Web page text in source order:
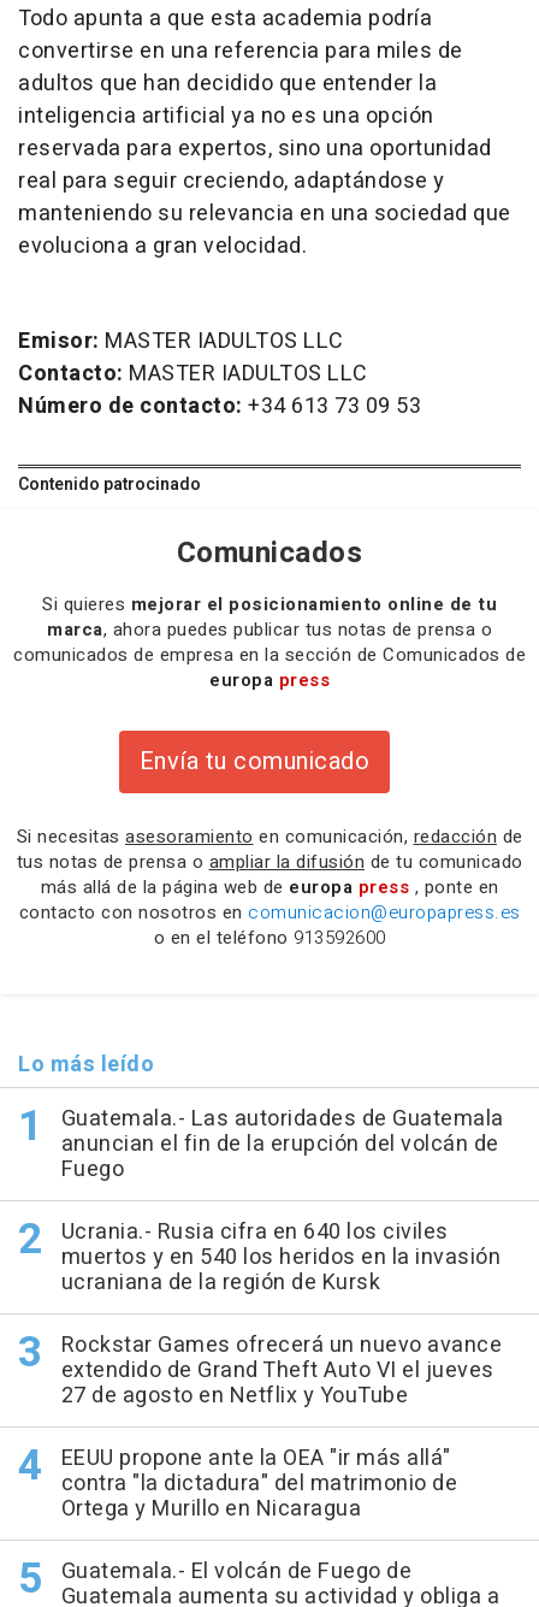
Todo apunta a que esta academia podría
convertirse en una referencia para miles de
adultos que han decidido que entender la
inteligencia artificial ya no es una opción
reservada para expertos, sino una oportunidad
real para seguir creciendo, adaptándose y
manteniendo su relevancia en una sociedad que
evoluciona a gran velocidad.
Emisor: MASTER IADULTOS LLC
Contacto: MASTER IADULTOS LLC
Número de contacto: +34 613 73 09 53
Contenido patrocinado
Comunicados
Si quieres mejorar el posicionamiento online de tu
marca, ahora puedes publicar tus notas de prensa o
comunicados de empresa en la sección de Comunicados de
europa press
Envía tu comunicado
Si necesitas asesoramiento en comunicación, redacción de
tus notas de prensa o ampliar la difusión de tu comunicado
más allá de la página web de europa press , ponte en
contacto con nosotros en comunicacion@europapress.es
o en el teléfono 913592600
Lo más leído
Guatemala.- Las autoridades de Guatemala
anuncian el fin de la erupción del volcán de
Fuego
Ucrania.- Rusia cifra en 640 los civiles
muertos y en 540 los heridos en la invasión
ucraniana de la región de Kursk
Rockstar Games ofrecerá un nuevo avance
extendido de Grand Theft Auto VI el jueves
27 de agosto en Netflix y YouTube
EEUU propone ante la OEA "ir más allá"
contra "la dictadura" del matrimonio de
Ortega y Murillo en Nicaragua
Guatemala.- El volcán de Fuego de
Guatemala aumenta su actividad y obliga a